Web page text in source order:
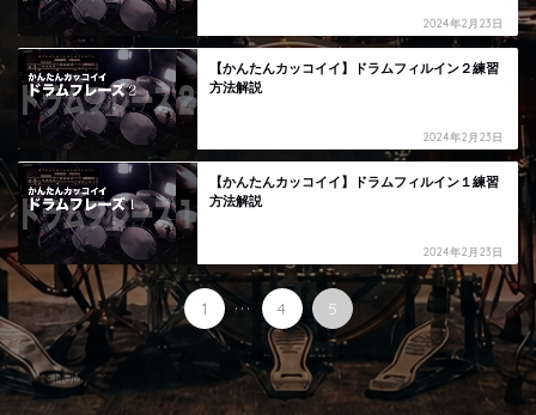
2024年2月23日
【かんたんカッコイイ】ドラムフィルイン２練習
方法解説
2024年2月23日
【かんたんカッコイイ】ドラムフィルイン１練習
方法解説
2024年2月23日
1 ... 4 5
HOME タグ : ドラム 解説